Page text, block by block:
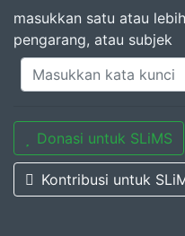
masukkan satu atau
pengarang, atau subjek
Donasi untuk SLiMS
Kontribusi untuk